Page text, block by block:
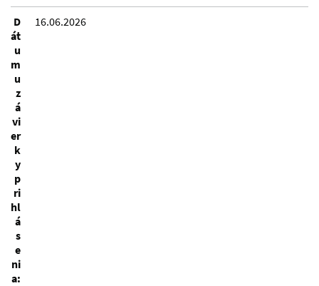
D
át
u
m
u
z
á
vi
er
k
y
p
ri
hl
á
s
e
ni
a:
16.06.2026